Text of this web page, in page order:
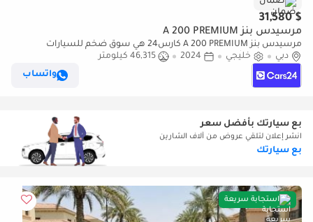
$ 31,580
مرسيدس بنز A 200 PREMIUM
مرسيدس بنز A 200 PREMIUM كارس24 هي سوق ضخم للسيارات
المستعملة موثوق ومضمون ٪كارس24 هي سوق ضخم للسيارات
المستعملة موثوق ومضمون
دبي خليجي 2024
46,315 كيلومتر
واتساب
بع سيارتك بأفضل سعر
انشر إعلان لتلقي عروض من آلاف الشارين
بع سيارتك
استجابة سريعة